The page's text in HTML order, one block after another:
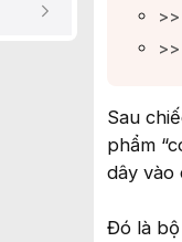
Sau
phẩm
dây vào
Đó là bộ